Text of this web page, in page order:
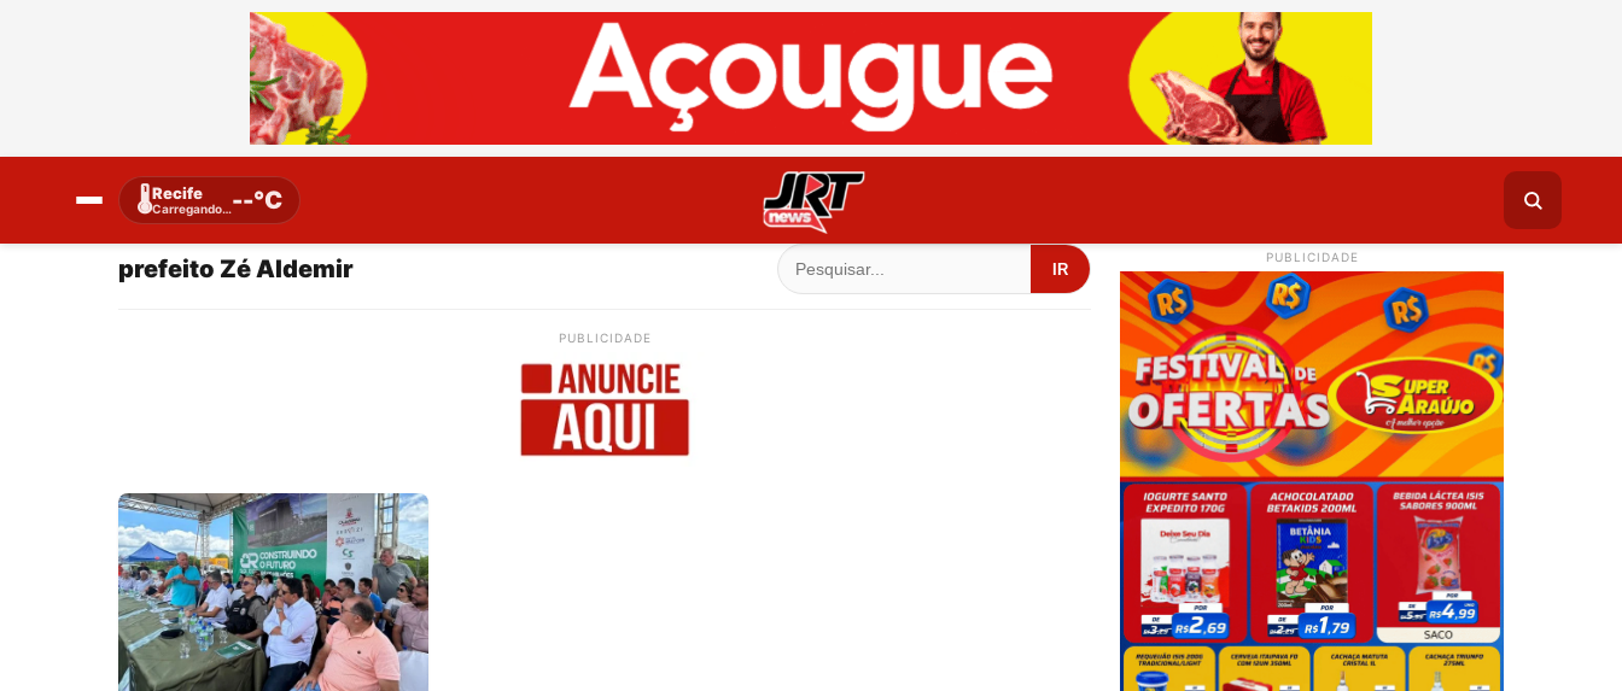
🌡️Recife
Carregando…--°C
prefeito Zé Aldemir IR
PUBLICIDADE
PUBLICIDADE